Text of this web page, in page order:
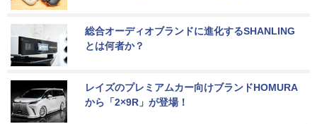
総合オーディオブランドに進化するSHANLING
とは何者か？
レイズのプレミアムカー向けブランドHOMURA
から「2×9R」が登場！